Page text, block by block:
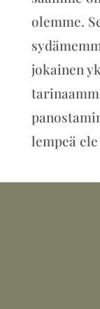
olemme.
jokainen
lempeä